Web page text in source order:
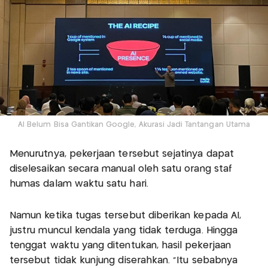
AI Belum Bisa Gantikan Google, Akurasi Jadi Tantangan Utama
Menurutnya, pekerjaan tersebut sejatinya dapat
diselesaikan secara manual oleh satu orang staf
humas dalam waktu satu hari.
Namun ketika tugas tersebut diberikan kepada AI,
justru muncul kendala yang tidak terduga. Hingga
tenggat waktu yang ditentukan, hasil pekerjaan
tersebut tidak kunjung diserahkan. "Itu sebabnya